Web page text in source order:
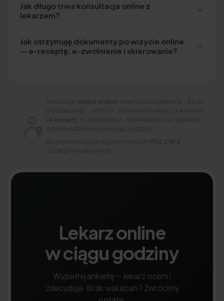
Jak długo trwa konsultacja online z
lekarzem?
Jak otrzymuję dokumenty po wizycie online
— e-receptę, e-zwolnienie i skierowanie?
Ile kosztujelekarz online ? Internista lub pediatra — 89 zł.
Inni specjaliści — od 99 zł. W cenie konsultacja, dokumenty
( e recepty , e-zwolnienie L4, skierowanie) oraz prawo do
pytania dodatkowego w ciągu 24 godzin.
Bezpłatne wizyty dostępne w ramach POZ z NFZ
szczegóły w sekcji wyżej.
Lekarz online
w ciągu godziny
Wypełnij ankietę — lekarz oceni i
zdecyduje. Brak wskazań? Zwrócimy